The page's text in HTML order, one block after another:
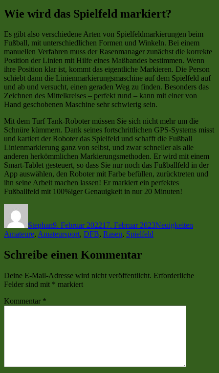
Wie wird das Spielfeld markiert?
Es gibt also verschiedene Arten von Spielfeldmarkierungen beim
Fußball, mit unterschiedlichen Formen und Winkeln. Bei einem
manuellen Verfahren muss der Rasenmanager zunächst die korrekte
Position der Linien mit Hilfe eines Maßbandes bestimmen. Wenn
ihre Position klar ist, kommt das eigentliche Markieren. Die Person
schiebt dann die Linienmarkierungsmaschine auf dem Spielfeld auf
und ab und versucht, einen geraden Weg zu finden. Besonders das
Zeichnen des Mittelkreises – perfekt rund – kann mit einer von
Hand geschobenen Maschine sehr schwierig sein.
Mit dem Turf Tank-Roboter müssen Sie sich nicht mehr um die
Schnüre kümmern. Dank seines fortschrittlichen GPS-Systems misst
und kartiert der Roboter das Spielfeld und schafft die Fußball
Linienmarkierung ganz von selbst, und zwar schneller als alle
anderen herkömmlichen Markierungsmethoden. Er wird mit einem
Smart-Tablet gesteuert, so dass Sie nur noch das Fußballfeld in der
App auswählen, den Roboter mit Farbe befüllen, zurücktreten und
ihn seine Arbeit machen lassen! Er markiert ein perfektes
Fußballfeld mit 100%iger Genauigkeit in nur 20 Minuten!
Stephan9. Februar 202217. Februar 2023Neuigkeiten
Amateure, Amateursport, DFB, Rasen, Spielfeld
Schreibe einen Kommentar
Deine E-Mail-Adresse wird nicht veröffentlicht. Erforderliche
Felder sind mit * markiert
Kommentar *